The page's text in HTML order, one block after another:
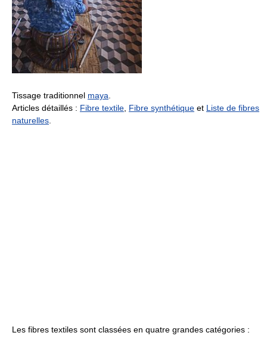
Tissage traditionnel maya
Articles détaillés : Fibre textile Fibre synthétique et Liste de fibres
naturelles
Les fibres textiles sont classées en quatre grandes catégories :